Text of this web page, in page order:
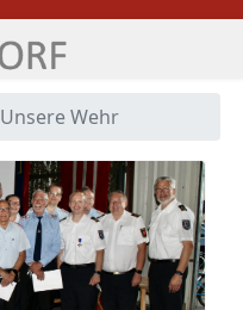
Unsere Wehr